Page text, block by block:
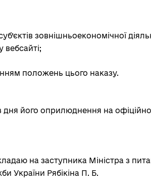
зовнішньоекономічної
положень цього наказу.
дня його оприлюднення на
на заступника Міністра з
України Рябікіна П. Б.